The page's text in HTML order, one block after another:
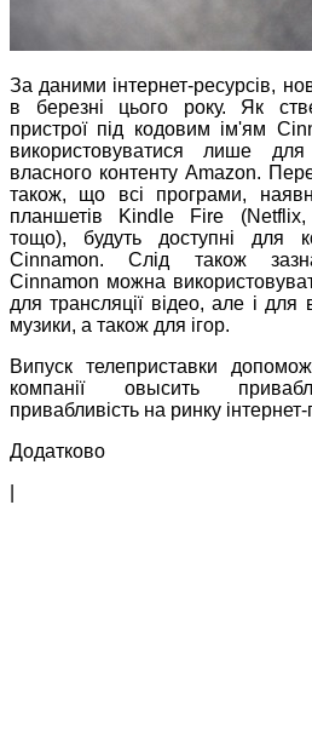
За даними інтернет-ресурсів,
в березні цього року. Як
пристрої під кодовим ім'ям
використовуватися лише для
власного контенту Amazon.
також, що всі програми,
планшетів Kindle Fire
тощо), будуть доступні для
Cinnamon. Слід також
Cinnamon можна
для трансляції відео, але і для
музики, а також для ігор.
Випуск телеприставки
компанії овысить
привабливість на ринку інтернет-
Додатково